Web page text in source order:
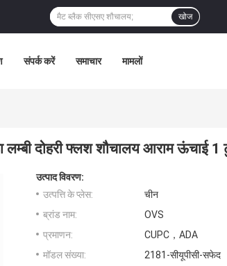
खोज
संपर्क करें समाचार मामलों
दोहरी फ्लश शौचालय आराम ऊंचाई 1
उत्पाद विवरण:
उत्पत्ति के प्लेस:
चीन
ब्रांड नाम:
OVS
प्रमाणन:
CUPC，ADA
मॉडल संख्या:
2181-सीयूपीसी-सफेद